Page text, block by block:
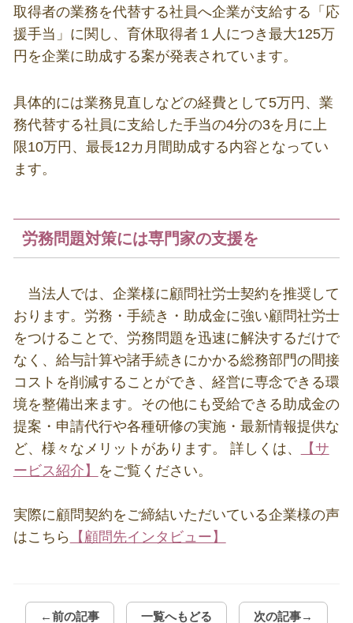
取得者の業務を代替する社員へ企業が支給する「応
援手当」に関し、育休取得者１人につき最大125万
円を企業に助成する案が発表されています。
具体的には業務見直しなどの経費として5万円、業
務代替する社員に支給した手当の4分の3を月に上
限10万円、最長12カ月間助成する内容となってい
ます。
労務問題対策には専門家の支援を
当法人では、企業様に顧問社労士契約を推奨して
おります。労務・手続き・助成金に強い顧問社労士
をつけることで、労務問題を迅速に解決するだけで
なく、給与計算や諸手続きにかかる総務部門の間接
コストを削減することができ、経営に専念できる環
境を整備出来ます。その他にも受給できる助成金の
提案・申請代行や各種研修の実施・最新情報提供な
ど、様々なメリットがあります。 詳しくは、
【サ
ービス紹介】
をご覧ください。
実際に顧問契約をご締結いただいている企業様の声
はこちら
【顧問先インタビュー】
←前の記事 一覧へもどる 次の記事→